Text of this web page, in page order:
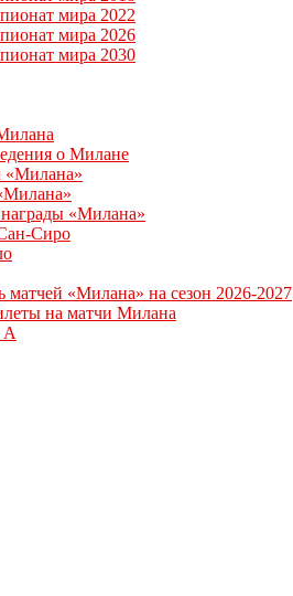
мира 2022
мира 2026
мира 2030
о Милане
«Милана»
«Милана»
Сиро
матчей «Милана» на сезон 2026-2027
на матчи Милана
А